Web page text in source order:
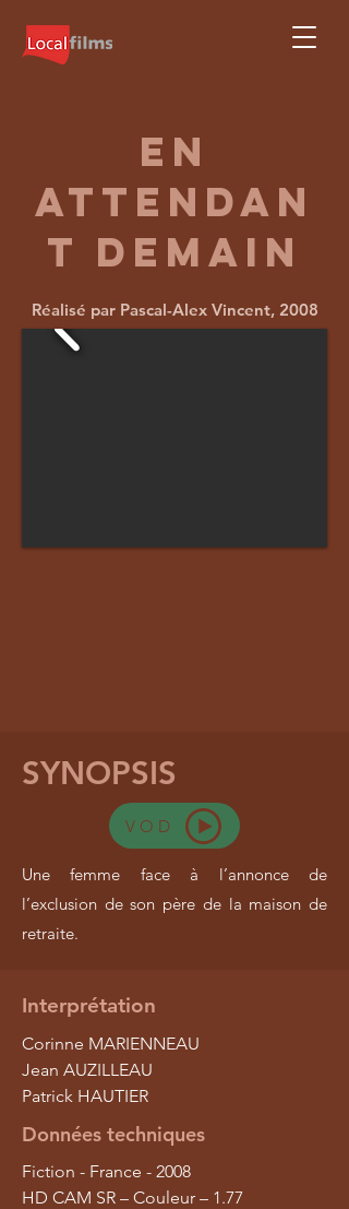
EN
ATTENDAN
T DEMAIN
Réalisé par Pascal-Alex Vincent, 2008
SYNOPSIS
VOD
Une femme face à l’annonce de
l’exclusion de son père de la maison de
retraite.
Interprétation
Corinne MARIENNEAU
Jean AUZILLEAU
Patrick HAUTIER
Données techniques
Fiction - France - 2008
HD CAM SR – Couleur – 1.77